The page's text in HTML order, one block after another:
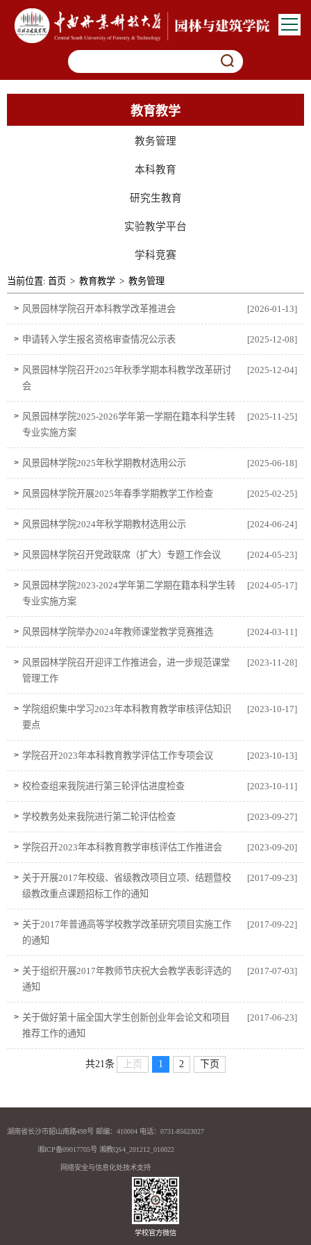
教育教学
教务管理
本科教育
研究生教育
实验教学平台
学科竞赛
当前位置: 首页 > 教育教学 > 教务管理
> 风景园林学院召开本科教学改革推进会 [2026-01-13]
> 申请转入学生报名资格审查情况公示表 [2025-12-08]
> 风景园林学院召开2025年秋季学期本科教学改革研讨
会
[2025-12-04]
> 风景园林学院2025-2026学年第一学期在籍本科学生转
专业实施方案
[2025-11-25]
> 风景园林学院2025年秋学期教材选用公示 [2025-06-18]
> 风景园林学院开展2025年春季学期教学工作检查 [2025-02-25]
> 风景园林学院2024年秋学期教材选用公示 [2024-06-24]
> 风景园林学院召开党政联席（扩大）专题工作会议 [2024-05-23]
> 风景园林学院2023-2024学年第二学期在籍本科学生转
专业实施方案
[2024-05-17]
> 风景园林学院举办2024年教师课堂教学竞赛推选 [2024-03-11]
> 风景园林学院召开迎评工作推进会，进一步规范课堂
管理工作
[2023-11-28]
> 学院组织集中学习2023年本科教育教学审核评估知识
要点
[2023-10-17]
> 学院召开2023年本科教育教学评估工作专项会议 [2023-10-13]
> 校检查组来我院进行第三轮评估进度检查 [2023-10-11]
> 学校教务处来我院进行第二轮评估检查 [2023-09-27]
> 学院召开2023年本科教育教学审核评估工作推进会 [2023-09-20]
> 关于开展2017年校级、省级教改项目立项、结题暨校
级教改重点课题招标工作的通知
[2017-09-23]
> 关于2017年普通高等学校教学改革研究项目实施工作
的通知
[2017-09-22]
> 关于组织开展2017年教师节庆祝大会教学表彰评选的
通知
[2017-07-03]
> 关于做好第十届全国大学生创新创业年会论文和项目
推荐工作的通知
[2017-06-23]
共21条 上页 1 2 下页
湖南省长沙市韶山南路498号 邮编：410004 电话：0731-85623027
湘ICP备09017705号 湘教QS4_201212_010022
网络安全与信息化处技术支持
学校官方微信